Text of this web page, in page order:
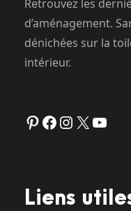
Retrouvez les
d’aménagement.
dénichées sur la
intérieur.
Pinterest Facebook Instagram X YouTube
Liens